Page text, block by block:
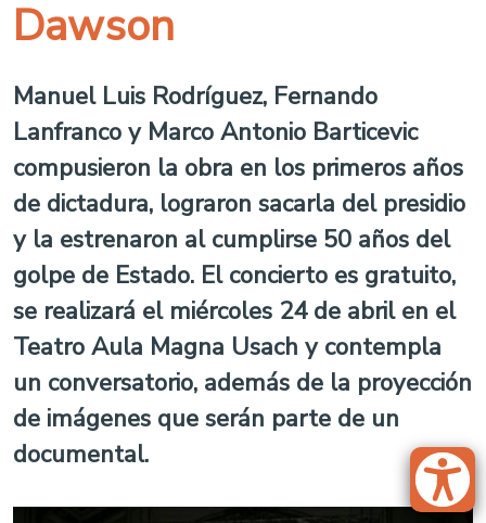
Dawson
Manuel Luis Rodríguez, Fernando
Lanfranco y Marco Antonio Barticevic
compusieron la obra en los primeros años
de dictadura, lograron sacarla del presidio
y la estrenaron al cumplirse 50 años del
golpe de Estado. El concierto es gratuito,
se realizará el miércoles 24 de abril en el
Teatro Aula Magna Usach y contempla
un conversatorio, además de la proyección
de imágenes que serán parte de un
documental.